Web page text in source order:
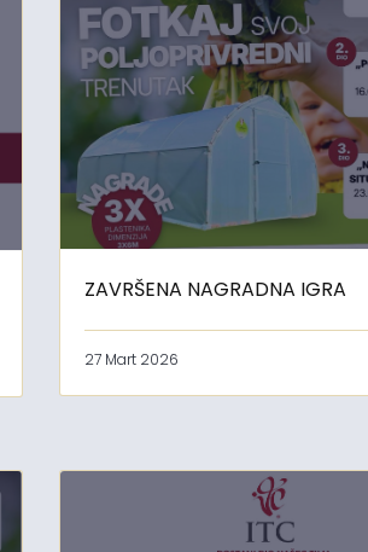
ZAVRŠENA NAGRADNA IGRA
27 Mart 2026